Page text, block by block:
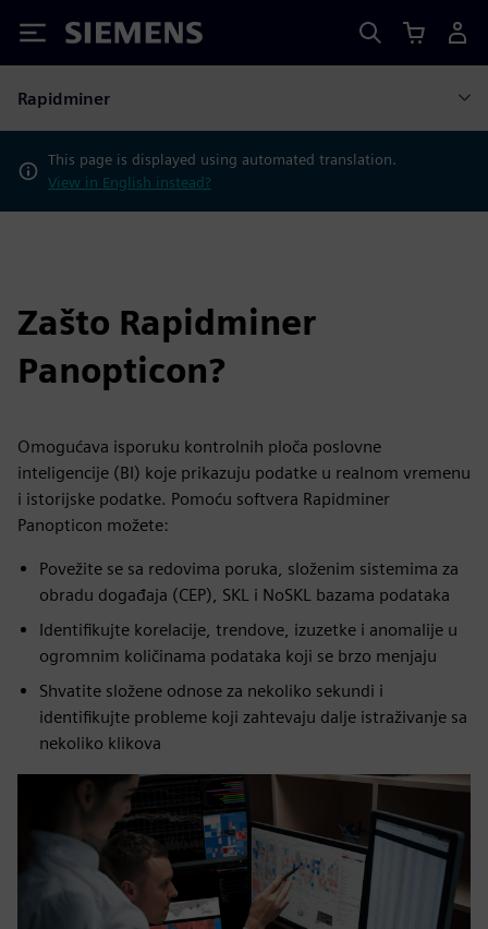
Siemens
Rapidminer
This page is displayed using automated translation.
View in English instead?
Zašto Rapidminer
Panopticon?
Omogućava isporuku kontrolnih ploča poslovne
inteligencije (BI) koje prikazuju podatke u realnom vremenu
i istorijske podatke. Pomoću softvera Rapidminer
Panopticon možete:
Povežite se sa redovima poruka, složenim sistemima za
obradu događaja (CEP), SKL i NoSKL bazama podataka
Identifikujte korelacije, trendove, izuzetke i anomalije u
ogromnim količinama podataka koji se brzo menjaju
Shvatite složene odnose za nekoliko sekundi i
identifikujte probleme koji zahtevaju dalje istraživanje sa
nekoliko klikova